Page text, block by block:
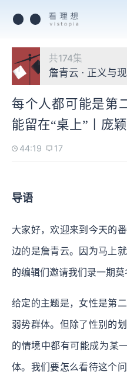
共174集
詹青云 · 正义与
每个人都可能是第
能留在“桌上”丨庞
44:19 17
导语
大家好，欢迎来到今天的
边的是詹青云。因为马上
的编辑们邀请我们录一期莫
给定的主题是，女性是第
弱势群体。但除了性别的
的情境中都有可能成为某
体。我们要怎么看待这个